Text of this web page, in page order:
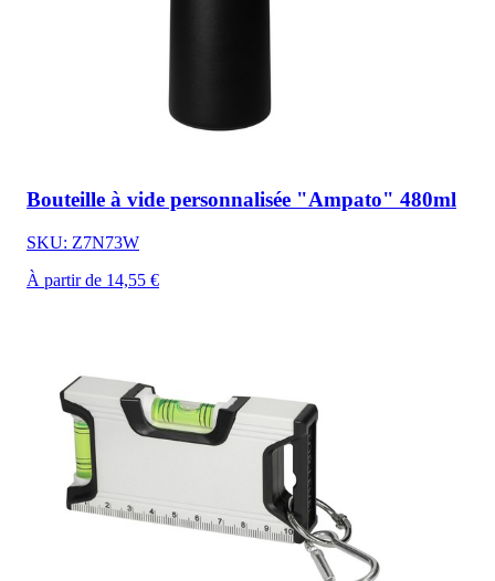
Bouteille à vide personnalisée "Ampato" 480ml
SKU: Z7N73W
À partir de 14,55 €